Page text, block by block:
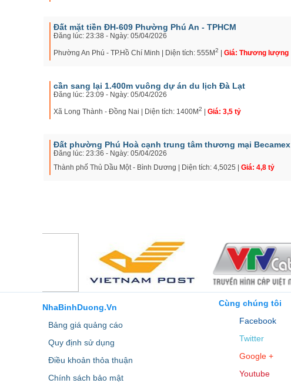
Đất mặt tiền ĐH-609 Phường Phú An - TPHCM
Đăng lúc: 23:38 - Ngày: 05/04/2026
Phường An Phú - TP.Hồ Chí Minh | Diện tích: 555M2 Giá: Thương lượng
cần sang lại 1.400m vuông dự án du lịch Đà Lạt
Đăng lúc: 23:09 - Ngày: 05/04/2026
Xã Long Thành - Đồng Nai | Diện tích: 1400M2 Giá: 3,5 tỷ
Đất phường Phú Hoà cạnh trung tâm thương mại Becamex
Đăng lúc: 23:36 - Ngày: 05/04/2026
Thành phố Thủ Dầu Một - Bình Dương | Diện tích: 4,5025 | Giá: 4,8 tỷ
NhaBinhDuong.Vn
Bảng giá quảng cáo
Quy định sử dụng
Điều khoản thỏa thuận
Chính sách bảo mật
Cùng chúng tôi
Facebook
Twitter
Google +
Youtube